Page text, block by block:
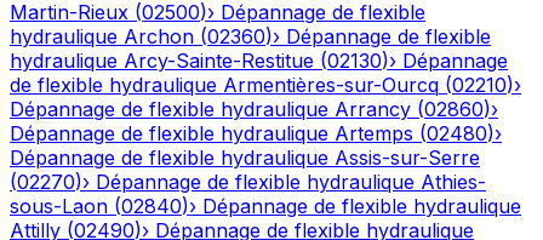
Martin-Rieux (02500)› Dépannage de flexible
hydraulique Archon (02360)› Dépannage de flexible
hydraulique Arcy-Sainte-Restitue (02130)› Dépannage
de flexible hydraulique Armentières-sur-Ourcq (02210)›
Dépannage de flexible hydraulique Arrancy (02860)›
Dépannage de flexible hydraulique Artemps (02480)›
Dépannage de flexible hydraulique Assis-sur-Serre
(02270)› Dépannage de flexible hydraulique Athies-
sous-Laon (02840)› Dépannage de flexible hydraulique
Attilly (02490)› Dépannage de flexible hydraulique